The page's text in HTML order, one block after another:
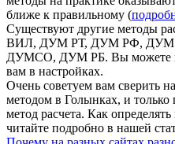
ближе к правильному (
Существуют другие методы
ВИЛ, ДУМ РТ, ДУМ РФ,
ДУМСО, ДУМ РБ. Вы можете
вам в настройках.
Очень советуем вам сверить
методом в Голынках, и
метод расчета. Как
читайте подробно в нашей